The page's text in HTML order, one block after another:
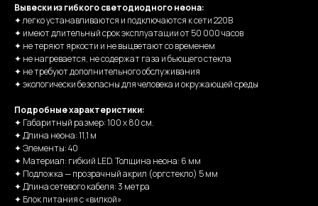
Вывески из гибкого светодиодного неона:
✦ легко устанавливаются и подключаются к сети 220В
✦ имеют длительный срок эксплуатации от 50 000 часов
✦ не теряют яркости и не выцветают со временем
✦ не нагревается, не содержат газа и бьющего стекла
✦ не требуют дополнительного обслуживания
✦ экологически безопасны для человека и окружающей среды
Подробные характеристики:
✦ Габаритный размер: 100 х 80 см.
✦ Длина неона: 11,1 м
✦ Элементы: 40
✦ Материал: гибкий LED. Толщина неона: 6 мм
✦ Подложка — прозрачный акрил (оргстекло) 5 мм
✦ Длина сетевого кабеля: 3 метра
✦ Блок питания с «вилкой»